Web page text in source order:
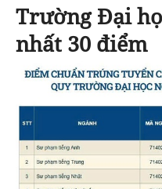
Trường Đại
nhất 30 điểm